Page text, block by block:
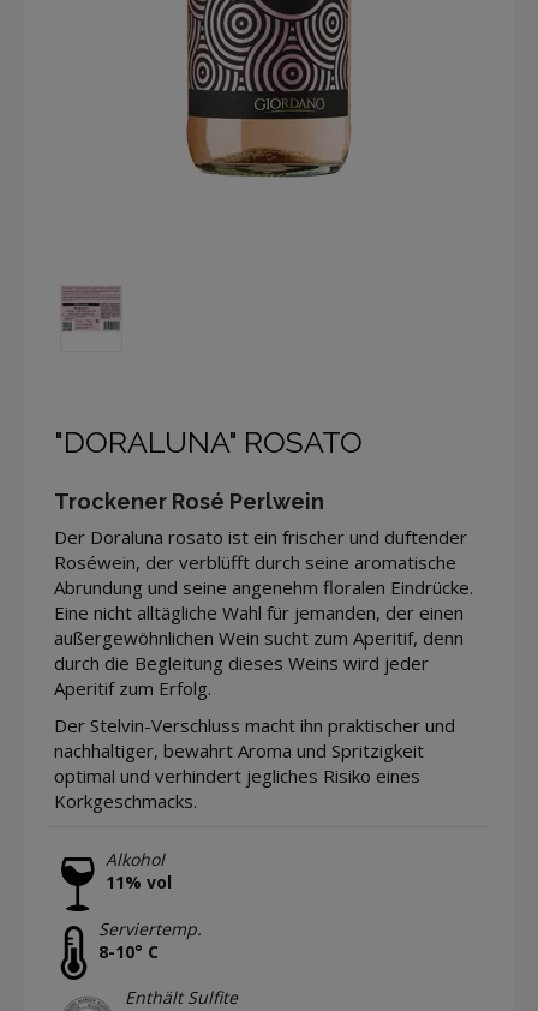
"DORALUNA" ROSATO
Trockener Rosé Perlwein
Der Doraluna rosato ist ein frischer und duftender
Roséwein, der verblüfft durch seine aromatische
Abrundung und seine angenehm floralen Eindrücke.
Eine nicht alltägliche Wahl für jemanden, der einen
außergewöhnlichen Wein sucht zum Aperitif, denn
durch die Begleitung dieses Weins wird jeder
Aperitif zum Erfolg.
Der Stelvin-Verschluss macht ihn praktischer und
nachhaltiger, bewahrt Aroma und Spritzigkeit
optimal und verhindert jegliches Risiko eines
Korkgeschmacks.
Alkohol
11% vol
Serviertemp.
8-10° C
Enthält Sulfite